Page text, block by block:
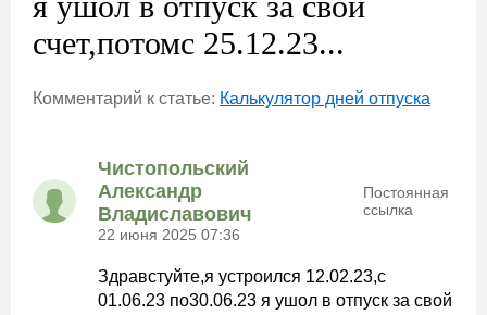
счет,потомс 25.12.23...
Комментарий к статье: Калькулятор дней отпуска
Чистопольский
Александр
Владиславович
22 июня 2025 07:36
Постоянная
ссылка
Здравстуйте,я устроился 12.02.23,с
01.06.23 по30.06.23 я ушол в отпуск за свой